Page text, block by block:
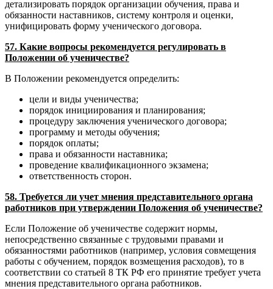
детализировать порядок организации обучения, права и
обязанности наставников, систему контроля и оценки,
унифицировать форму ученического договора.
57. Какие вопросы рекомендуется регулировать в
Положении об ученичестве?
В Положении рекомендуется определить:
цели и виды ученичества;
порядок инициирования и планирования;
процедуру заключения ученического договора;
программу и методы обучения;
порядок оплаты;
права и обязанности наставника;
проведение квалификационного экзамена;
ответственность сторон.
58. Требуется ли учет мнения представительного органа
работников при утверждении Положения об ученичестве?
Если Положение об ученичестве содержит нормы,
непосредственно связанные с трудовыми правами и
обязанностями работников (например, условия совмещения
работы с обучением, порядок возмещения расходов), то в
соответствии со статьей 8 ТК РФ его принятие требует учета
мнения представительного органа работников.